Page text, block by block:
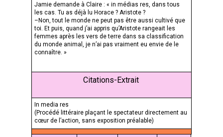
Jamie demande à Claire : « in médias res, dans tous
les cas. Tu as déjà lu Horace ? Aristote ?
–Non, tout le monde ne peut pas être aussi cultivé que
toi. Et puis, quand j’ai appris qu’Aristote rangeait les
femmes après les vers de terre dans sa classification
du monde animal, je n’ai pas vraiment eu envie de le
connaître. »
In media res
(Procédé littéraire plaçant le spectateur directement au
cœur de l’action, sans exposition préalable)
Citations-Extrait